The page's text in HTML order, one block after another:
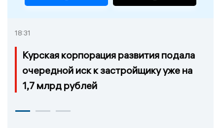
18:31
Курская корпорация развития подала
очередной иск к застройщику уже на
1,7 млрд рублей